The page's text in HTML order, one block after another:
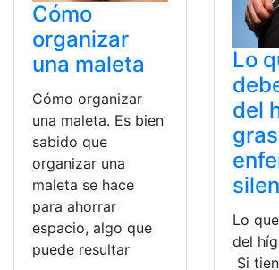
Cómo
organizar
una maleta
Cómo organizar
una maleta. Es bien
sabido que
organizar una
maleta se hace
para ahorrar
espacio, algo que
puede resultar
Lo
del
Lo
del
Si